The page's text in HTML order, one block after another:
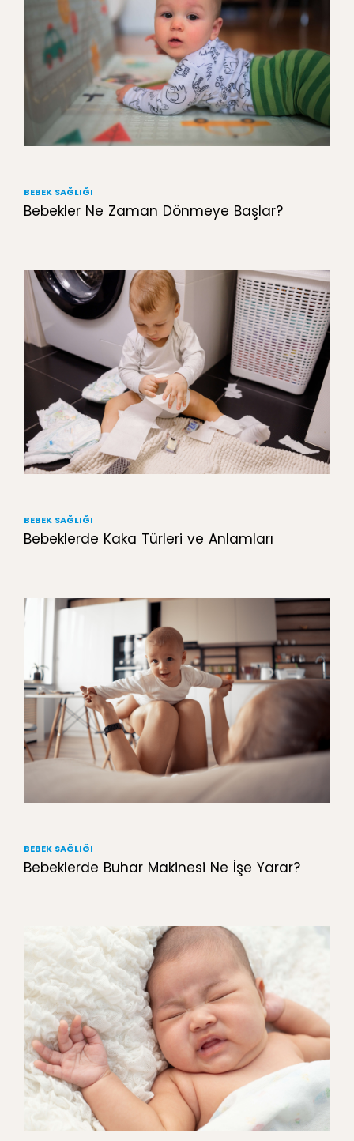
BEBEK SAĞLIĞI
Bebekler Ne Zaman Dönmeye Başlar?
BEBEK SAĞLIĞI
Bebeklerde Kaka Türleri ve Anlamları
BEBEK SAĞLIĞI
Bebeklerde Buhar Makinesi Ne İşe Yarar?